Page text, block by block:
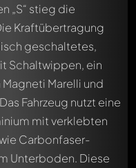
„S“ stieg die
Kraftübertragung
geschaltetes,
Schaltwippen, ein
Marelli und
Fahrzeug nutzt eine
mit verklebten
Carbonfaser-
Unterboden. Diese